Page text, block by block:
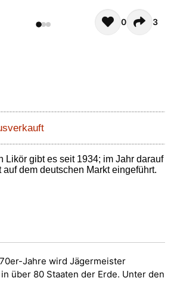
Zeit gibt noch keinen Kommentar.
0 3
Likör gibt es seit 1934; im Jahr darauf
dem deutschen Markt eingeführt.
Jahre wird Jägermeister
über 80 Staaten der Erde. Unter den